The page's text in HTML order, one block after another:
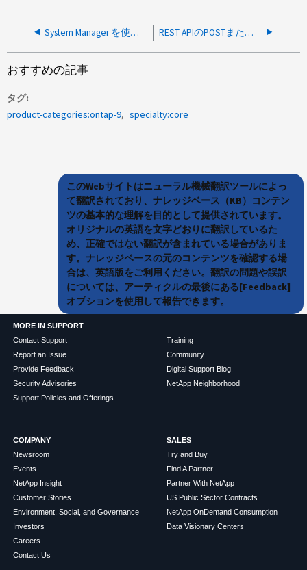
System Manager を使用した特定のタスクに必要なロール属性は何ですか? REST APIのPOSTまたはPATCHリクエストで許可されている最大ファイルサイズは何ですか？
おすすめの記事
タグ
product-categories:ontap-9
specialty:core
このWebサイトはニューラル機械翻訳ツールによっ
て翻訳されており、ナレッジベース（KB）コンテン
ツの基本的な理解を目的として提供されています。
オリジナルの英語を文字どおりに翻訳しているた
め、正確ではない翻訳が含まれている場合がありま
す。ナレッジベースの元のコンテンツを確認する場
合は、英語版をご利用ください。翻訳の問題や誤訳
については、アーティクルの最後にある[Feedback]
オプションを使用して報告できます。
MORE IN SUPPORT
Contact Support
Report an Issue
Provide Feedback
Security Advisories
Support Policies and Offerings
Training
Community
Digital Support Blog
NetApp Neighborhood
COMPANY
Newsroom
Events
NetApp Insight
Customer Stories
Environment, Social, and Governance
Investors
Careers
Contact Us
SALES
Try and Buy
Find A Partner
Partner With NetApp
US Public Sector Contracts
NetApp OnDemand Consumption
Data Visionary Centers